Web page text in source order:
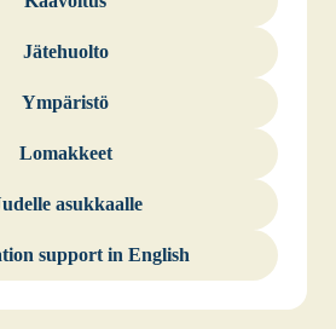
Jäte­huol­to
Ympä­ris­tö
Lomak­keet
asuk­kaal­le
sup­port in English